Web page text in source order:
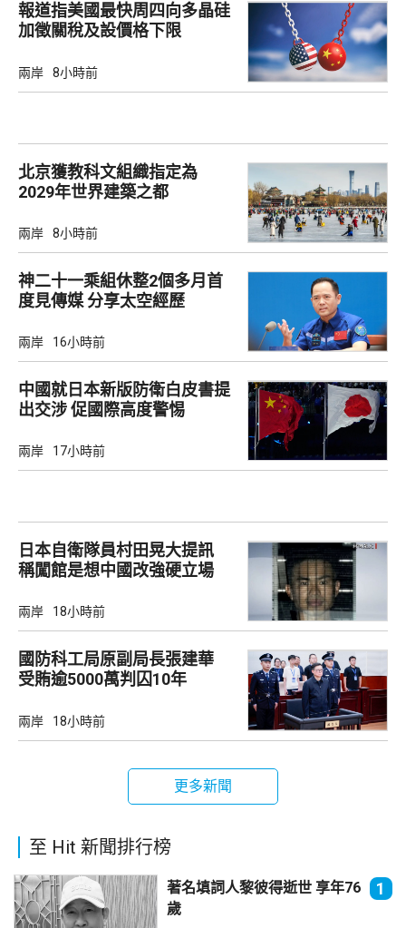
報道指美國最快周四向多晶硅
加徵關稅及設價格下限
兩岸 8小時前
北京獲教科文組織指定為
2029年世界建築之都
兩岸 8小時前
神二十一乘組休整2個多月首
度見傳媒 分享太空經歷
兩岸 16小時前
中國就日本新版防衛白皮書提
出交涉 促國際高度警惕
兩岸 17小時前
日本自衛隊員村田晃大提訊
稱闖館是想中國改強硬立場
兩岸 18小時前
國防科工局原副局長張建華
受賄逾5000萬判囚10年
兩岸 18小時前
更多新聞
至 Hit 新聞排行榜
著名填詞人黎彼得逝世 享年76
歲
1